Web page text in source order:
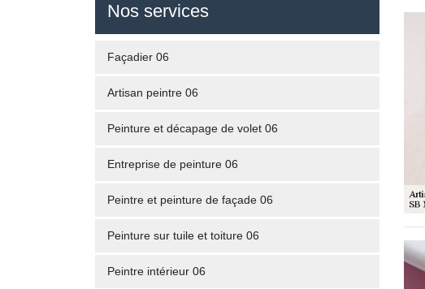
Nos services
Façadier 06
Artisan peintre 06
Peinture et décapage de volet 06
Entreprise de peinture 06
Peintre et peinture de façade 06
Peinture sur tuile et toiture 06
Peintre intérieur 06